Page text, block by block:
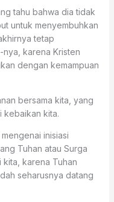
tahu bahwa dia tidak
untuk menyembuhkan
tetap
nya, karena Kristen
dengan kemampuan
bersama kita, yang
kebaikan kita.
inisiasi
Tuhan atau Surga
karena Tuhan
seharusnya datang